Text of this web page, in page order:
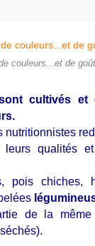
couleurs...et de
cultivés et
nutritionnistes
leurs qualités
pois chiches,
de la